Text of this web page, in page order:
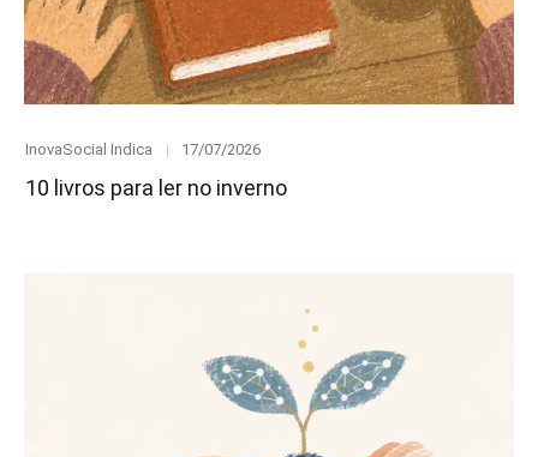
Category
InovaSocial Indica
Posted
17/07/2026
10 livros para ler no inverno